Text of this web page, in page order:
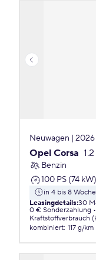
Neuwagen | 2026
Opel Corsa
Benzin
100 PS (74 kW)
in 4 bis 8
Leasingdetails:30
0 € Sonderzahlung
Kraftstoffverbrauch
kombiniert: 117 g/km